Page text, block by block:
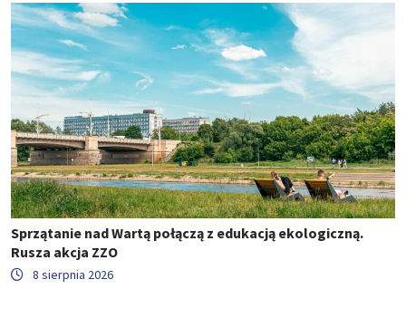
Sprzątanie nad Wartą połączą z edukacją ekologiczną.
Rusza akcja ZZO
8 sierpnia 2026